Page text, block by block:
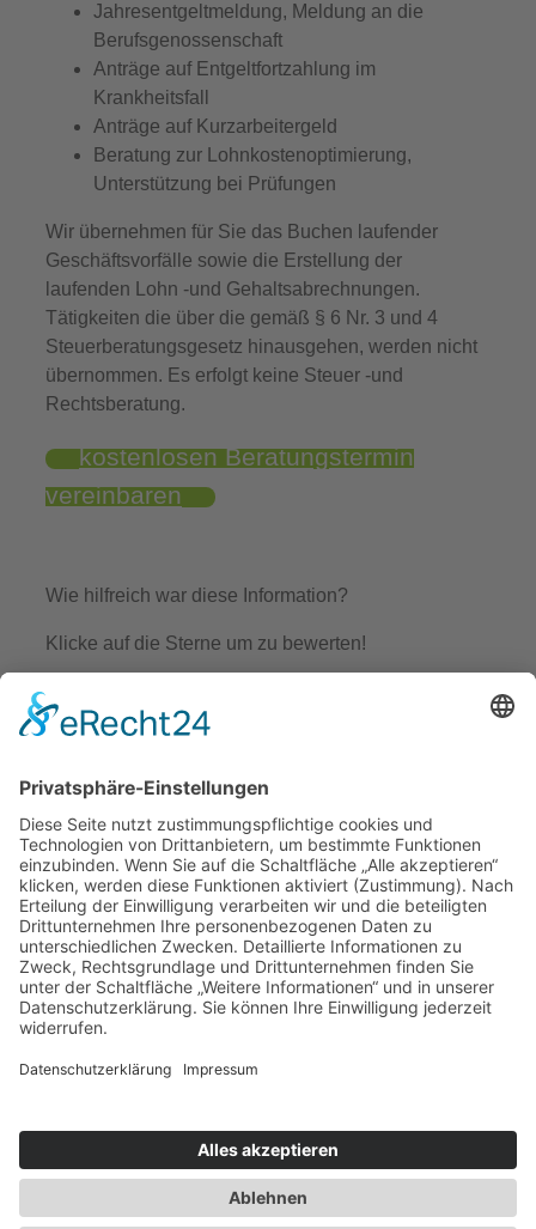
Jahresentgeltmeldung, Meldung an die
Berufsgenossenschaft
Anträge auf Entgeltfortzahlung im
Krankheitsfall
Anträge auf Kurzarbeitergeld
Beratung zur Lohnkostenoptimierung,
Unterstützung bei Prüfungen
Wir übernehmen für Sie das Buchen laufender
Geschäftsvorfälle sowie die Erstellung der
laufenden Lohn -und Gehaltsabrechnungen.
Tätigkeiten die über die gemäß § 6 Nr. 3 und 4
Steuerberatungsgesetz hinausgehen, werden nicht
übernommen. Es erfolgt keine Steuer -und
Rechtsberatung.
kostenlosen Beratungstermin
vereinbaren
Wie hilfreich war diese Information?
Klicke auf die Sterne um zu bewerten!
Bewertung Abschicken
Durchschnittliche Bewertung4.8/ 5. Anzahl
Bewertungen:748
Bisher keine Bewertungen! Sei der Erste, der diesen
Beitrag bewertet.